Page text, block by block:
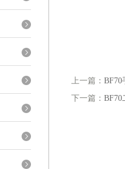
上一篇： BF70
下一篇： BF70